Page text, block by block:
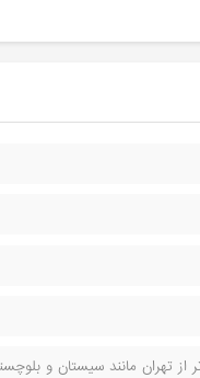
تهران مانند سیستان و